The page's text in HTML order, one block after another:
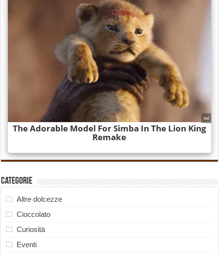
Categorie
Altre dolcezze
Cioccolato
Curiosità
Eventi